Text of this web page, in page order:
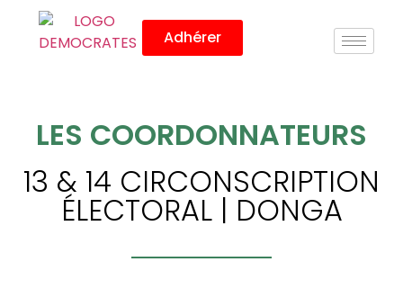
Adhérer
LES COORDONNATEURS
13 & 14 CIRCONSCRIPTION
ÉLECTORAL | DONGA